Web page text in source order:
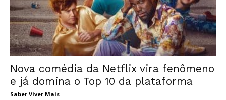
Nova comédia da Netflix vira fenômeno
e já domina o Top 10 da plataforma
Saber Viver Mais